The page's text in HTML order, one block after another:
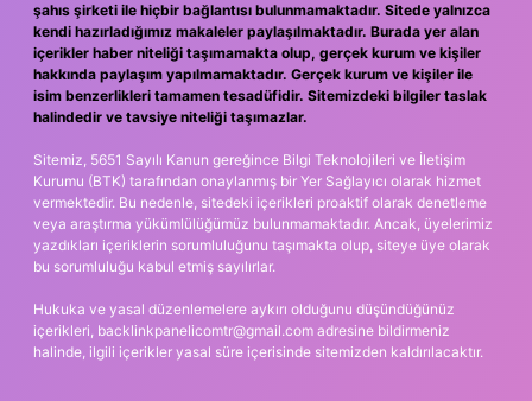
şahıs şirketi ile hiçbir bağlantısı bulunmamaktadır. Sitede yalnızca
kendi hazırladığımız makaleler paylaşılmaktadır. Burada yer alan
içerikler haber niteliği taşımamakta olup, gerçek kurum ve kişiler
hakkında paylaşım yapılmamaktadır. Gerçek kurum ve kişiler ile
isim benzerlikleri tamamen tesadüfidir. Sitemizdeki bilgiler taslak
halindedir ve tavsiye niteliği taşımazlar.
Sitemiz, 5651 Sayılı Kanun gereğince Bilgi Teknolojileri ve İletişim
Kurumu (BTK) tarafından onaylanmış bir Yer Sağlayıcı olarak hizmet
vermektedir. Bu nedenle, sitedeki içerikleri proaktif olarak denetleme
veya araştırma yükümlülüğümüz bulunmamaktadır. Ancak, üyelerimiz
yazdıkları içeriklerin sorumluluğunu taşımakta olup, siteye üye olarak
bu sorumluluğu kabul etmiş sayılırlar.
Hukuka ve yasal düzenlemelere aykırı olduğunu düşündüğünüz
içerikleri, backlinkpanelicomtr@gmail.com adresine bildirmeniz
halinde, ilgili içerikler yasal süre içerisinde sitemizden kaldırılacaktır.